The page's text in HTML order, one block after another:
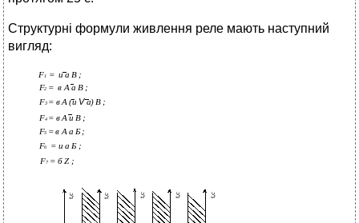
Структурні формули живлення реле мають наступний
вигляд: